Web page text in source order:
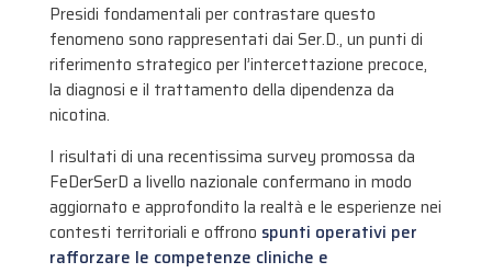
Presidi fondamentali per contrastare questo
fenomeno sono rappresentati dai Ser.D., un punti di
riferimento strategico per l’intercettazione precoce,
la diagnosi e il trattamento della dipendenza da
nicotina.
I risultati di una recentissima survey promossa da
FeDerSerD a livello nazionale confermano in modo
aggiornato e approfondito la realtà e le esperienze nei
contesti territoriali e offrono spunti operativi per
rafforzare le competenze cliniche e